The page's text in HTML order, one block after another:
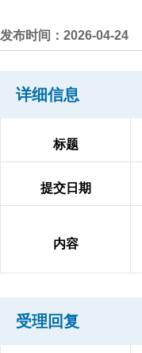
发布时间：2026-04-24
详细信息
标题
提交日期
内容
受理回复